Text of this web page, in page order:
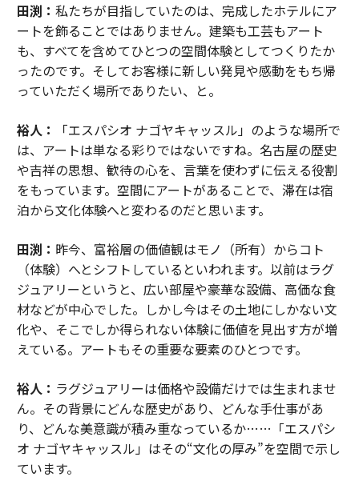
田渕： 私たちが目指していたのは、完成したホテルにア
ートを飾ることではありません。建築も工芸もアート
も、すべてを含めてひとつの空間体験としてつくりたか
ったのです。そしてお客様に新しい発見や感動をもち帰
っていただく場所でありたい、と。
裕人：
「エスパシオ ナゴヤキャッスル」のような場所で
は、アートは単なる彩りではないですね。名古屋の歴史
や吉祥の思想、歓待の心を、言葉を使わずに伝える役割
をもっています。空間にアートがあることで、滞在は宿
泊から文化体験へと変わるのだと思います。
田渕： 昨今、富裕層の価値観はモノ（所有）からコト
（体験）へとシフトしているといわれます。以前はラグ
ジュアリーというと、広い部屋や豪華な設備、高価な食
材などが中心でした。しかし今はその土地にしかない文
化や、そこでしか得られない体験に価値を見出す方が増
えている。アートもその重要な要素のひとつです。
裕人： ラグジュアリーは価格や設備だけでは生まれませ
ん。その背景にどんな歴史があり、どんな手仕事があ
り、どんな美意識が積み重なっているか……「エスパシ
オ ナゴヤキャッスル」はその“文化の厚み”を空間で示し
ています。